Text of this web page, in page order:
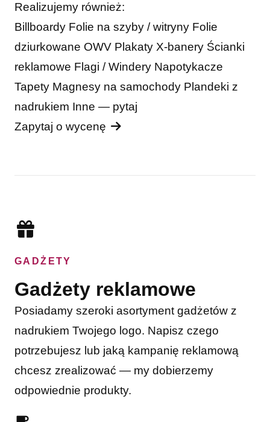
Realizujemy również:
Billboardy Folie na szyby / witryny Folie
dziurkowane OWV Plakaty X-banery Ścianki
reklamowe Flagi / Windery Napotykacze
Tapety Magnesy na samochody Plandeki z
nadrukiem Inne — pytaj
Zapytaj o wycenę
GADŻETY
Gadżety reklamowe
Posiadamy szeroki asortyment gadżetów z
nadrukiem Twojego logo. Napisz czego
potrzebujesz lub jaką kampanię reklamową
chcesz zrealizować — my dobierzemy
odpowiednie produkty.